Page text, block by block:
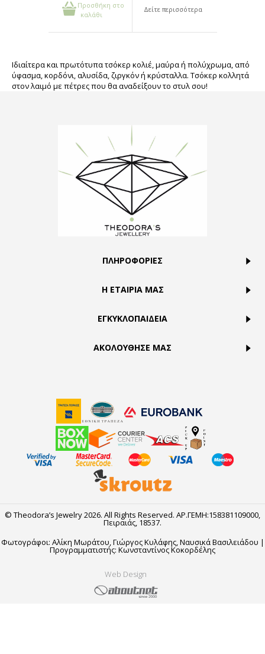
Προσθήκη στο
καλάθι
Δείτε περισσότερα
Ιδιαίτερα και πρωτότυπα τσόκερ κολιέ, μαύρα ή πολύχρωμα, από
ύφασμα, κορδόνι, αλυσίδα, ζιργκόν ή κρύσταλλα. Τσόκερ κολλητά
στον λαιμό με πέτρες που θα αναδείξουν το στυλ σου!
ΠΛΗΡΟΦΟΡΙΕΣ
Η ΕΤΑΙΡΙΑ ΜΑΣ
ΕΓΚΥΚΛΟΠΑΙΔΕΙΑ
ΑΚΟΛΟΥΘΗΣΕ ΜΑΣ
© Theodora’s Jewelry 2026. All Rights Reserved. ΑΡ.ΓΕΜΗ:158381109000,
Πειραιάς, 18537.
Φωτογράφοι: Αλίκη Μωράτου, Γιώργος Κυλάφης,Ναυσικά Βασιλειάδου |
Προγραμματιστής: Κωνσταντίνος Κοκορδέλης
Web Design